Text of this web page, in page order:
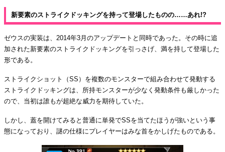
新要素のストライクドッキングを持って登場したものの……あれ!?
ゼウスの実装は、2014年3月のアップデートと同時であった。その時に追
加された新要素のストライクドッキングを引っさげ、満を持して登場した
形である。
ストライクショット（SS）を複数のモンスターで組み合わせて発動する
ストライクドッキングは、所持モンスターが少なく発動条件も厳しかった
ので、当初は誰もが超絶な威力を期待していた。
しかし、蓋を開けてみると普通に単発でSSを当てたほうが強いという事
態になっており、謎の仕様にプレイヤーはみな首をかしげたものである。